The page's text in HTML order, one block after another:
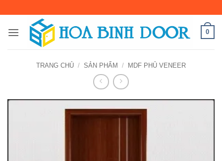
nội
0
TRANG CHỦ / SẢN PHẨM / MDF PHỦ VENEER